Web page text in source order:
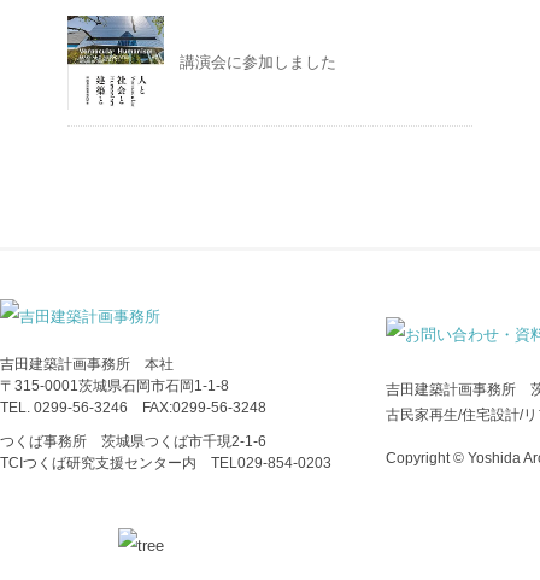
講演会に参加しました
吉田建築計画事務所 本社
〒315-0001茨城県石岡市石岡1-1-8
TEL. 0299-56-3246 FAX:0299-56-3248
つくば事務所 茨城県つくば市千現2-1-6
TCIつくば研究支援センター内 TEL029‐854‐0203
吉田建築計画事務所
古民家再生/住宅設計/
Copyright © Yoshida